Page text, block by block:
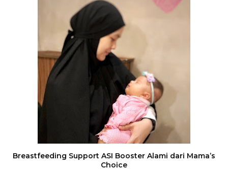
Breastfeeding Support ASI Booster Alami dari Mama’s
Choice